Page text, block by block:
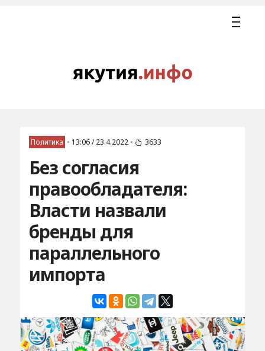
Политика • 13:06 / 23.4.2022 • 3633
Без согласия
правообладателя:
Власти назвали
бренды для
параллельного
импорта